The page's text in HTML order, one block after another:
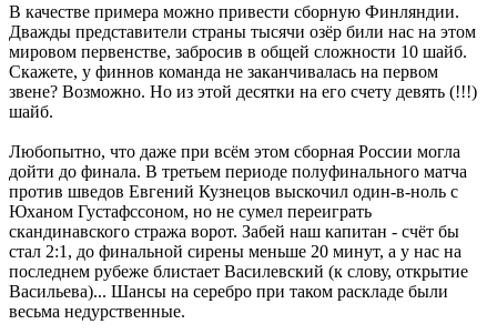
В качестве примера можно привести сборную Финляндии.
Дважды представители страны тысячи озёр били нас на этом
мировом первенстве, забросив в общей сложности 10 шайб.
Скажете, у финнов команда не заканчивалась на первом
звене? Возможно. Но из этой десятки на его счету девять (!!!)
шайб.
Любопытно, что даже при всём этом сборная России могла
дойти до финала. В третьем периоде полуфинального матча
против шведов Евгений Кузнецов выскочил один-в-ноль с
Юханом Густафссоном, но не сумел переиграть
скандинавского стража ворот. Забей наш капитан - счёт бы
стал 2:1, до финальной сирены меньше 20 минут, а у нас на
последнем рубеже блистает Василевский (к слову, открытие
Васильева)... Шансы на серебро при таком раскладе были
весьма недурственные.